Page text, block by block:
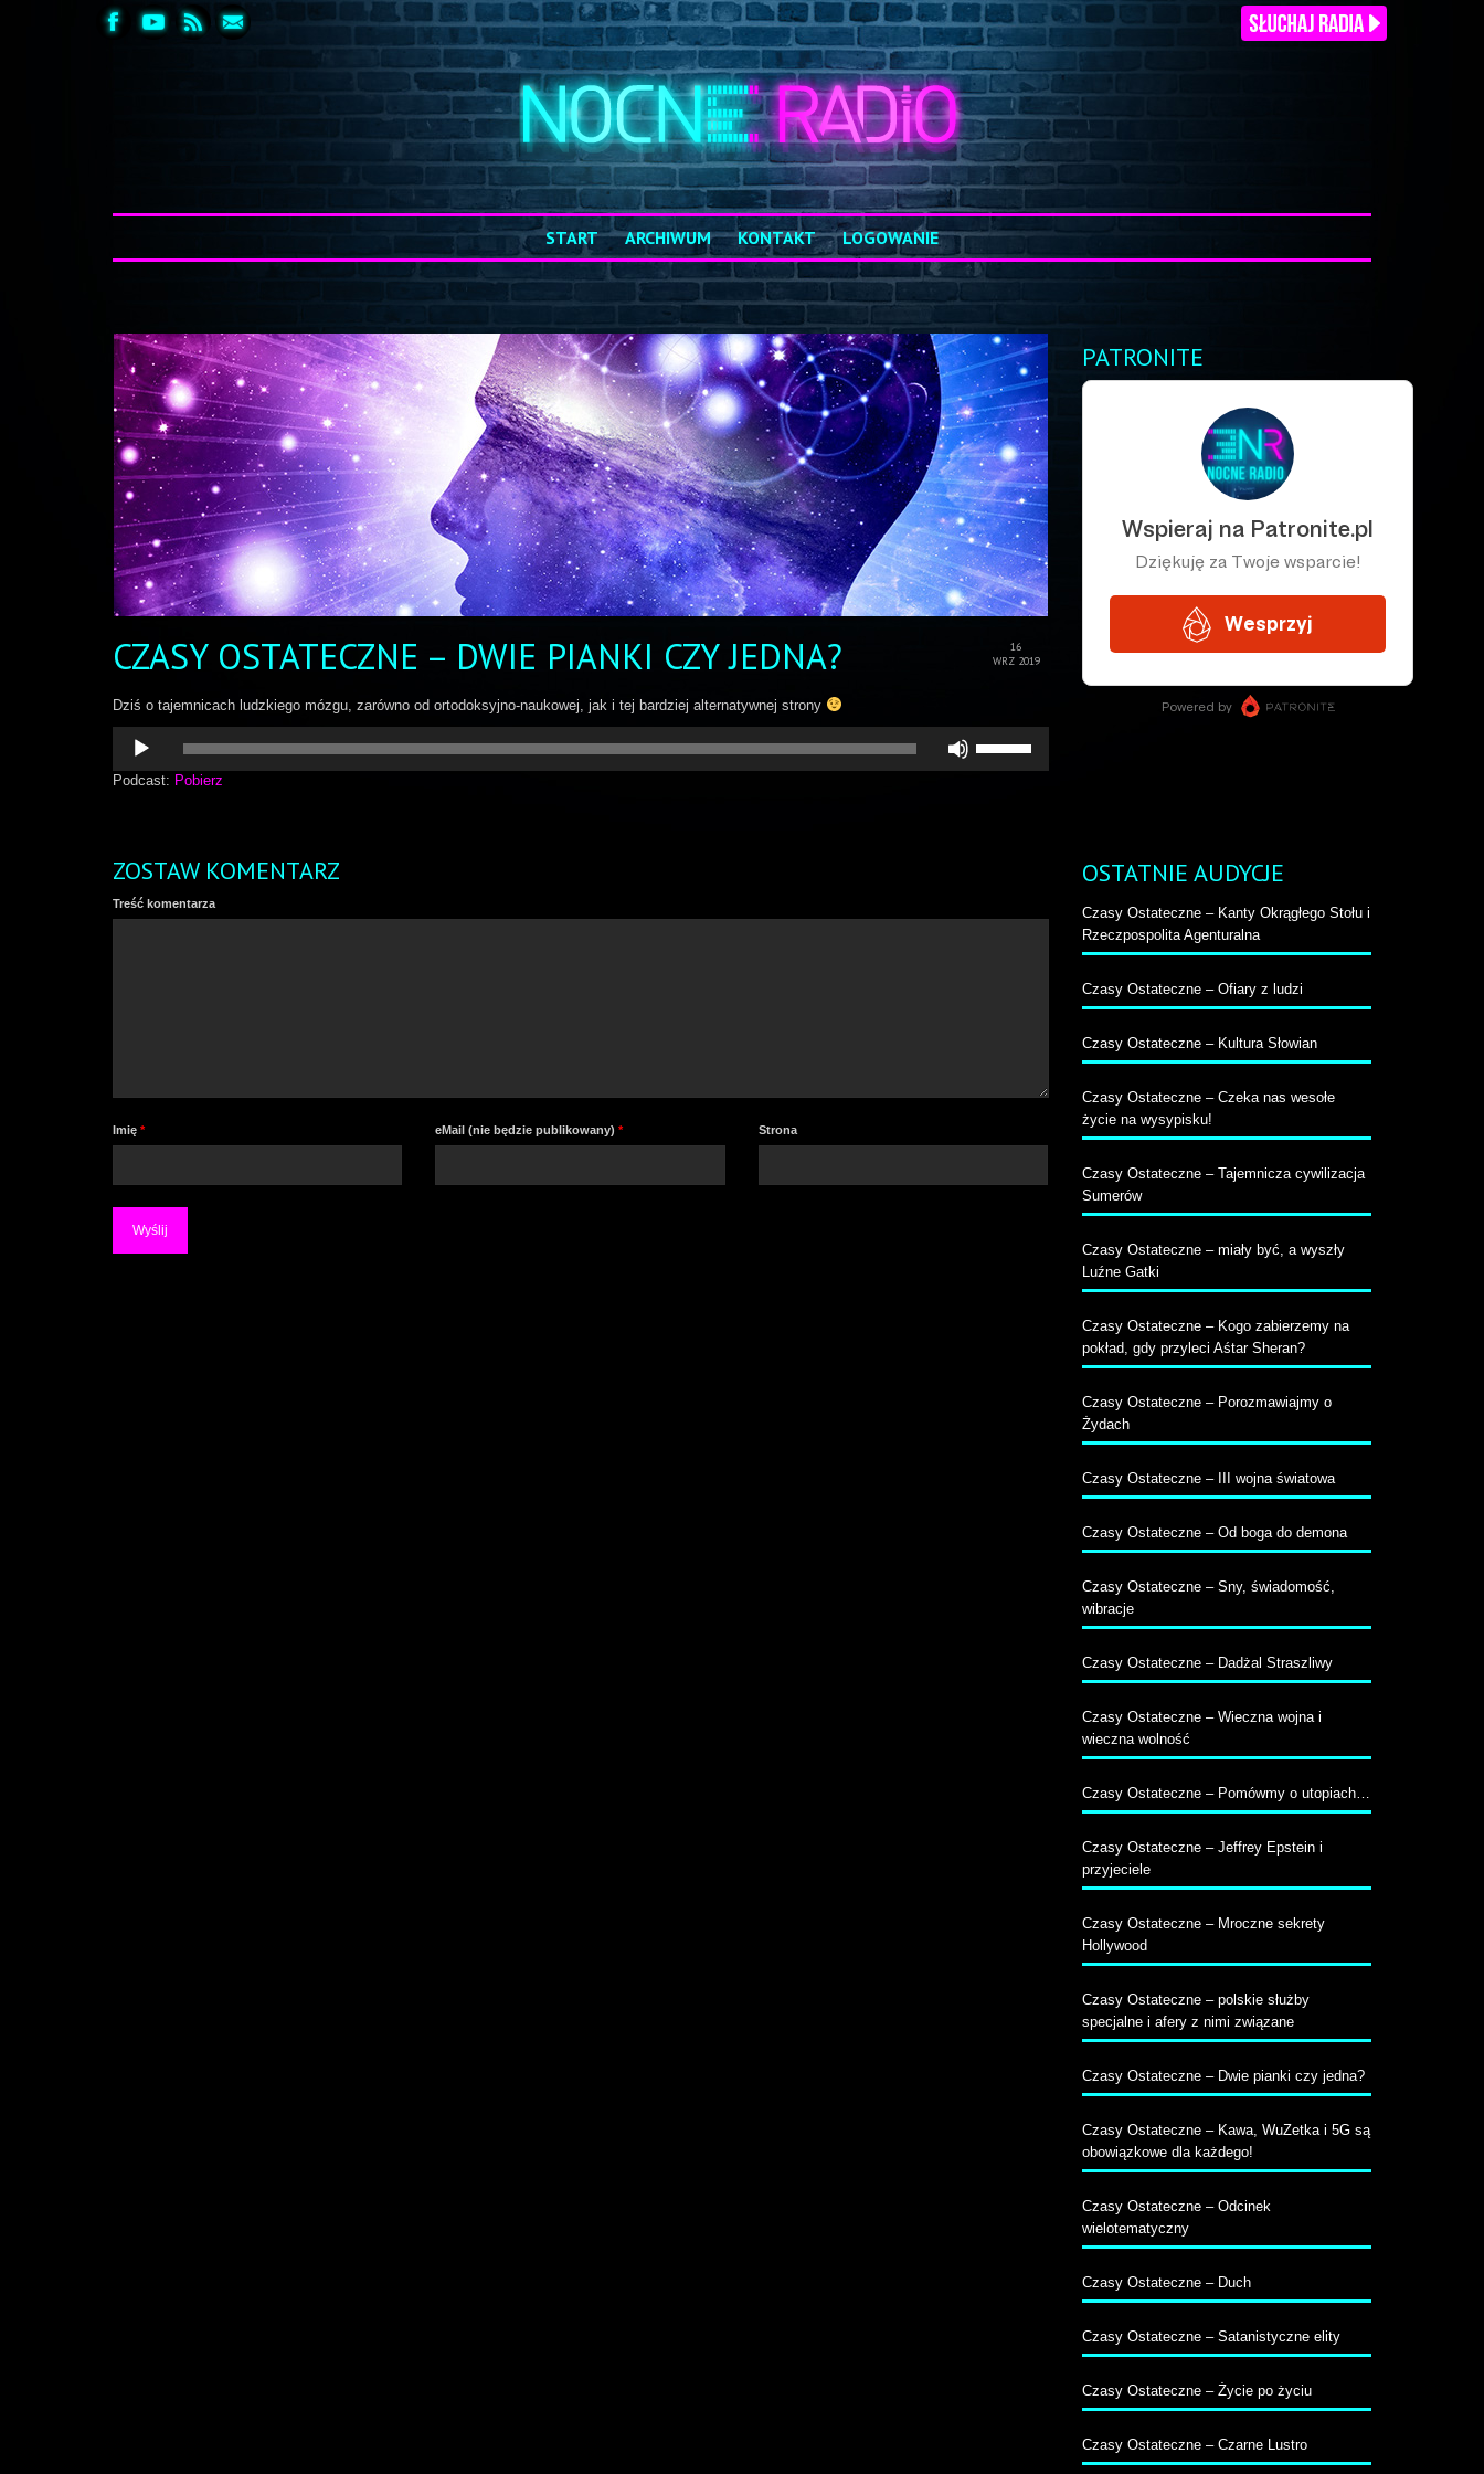
START ARCHIWUM KONTAKT LOGOWANIE
16
WRZ 2019
CZASY OSTATECZNE – DWIE PIANKI CZY JEDNA?
Dziś o tajemnicach ludzkiego mózgu, zarówno od ortodoksyjno-naukowej, jak i tej bardziej alternatywnej strony
Odtwarzacz
plików
dźwiękowych
strzałek
do
Podcast: Pobierz
ZOSTAW KOMENTARZ
Treść komentarza
Imię * eMail (nie będzie publikowany)* Strona
PATRONITE
OSTATNIE AUDYCJE
Czasy Ostateczne – Kanty Okrągłego Stołu i
Rzeczpospolita Agenturalna
Czasy Ostateczne – Ofiary z ludzi
Czasy Ostateczne – Kultura Słowian
Czasy Ostateczne – Czeka nas wesołe
życie na wysypisku!
Czasy Ostateczne – Tajemnicza cywilizacja
Sumerów
Czasy Ostateczne – miały być, a wyszły
Luźne Gatki
Czasy Ostateczne – Kogo zabierzemy na
pokład, gdy przyleci Aśtar Sheran?
Czasy Ostateczne – Porozmawiajmy o
Żydach
Czasy Ostateczne – III wojna światowa
Czasy Ostateczne – Od boga do demona
Czasy Ostateczne – Sny, świadomość,
wibracje
Czasy Ostateczne – Dadżal Straszliwy
Czasy Ostateczne – Wieczna wojna i
wieczna wolność
Czasy Ostateczne – Pomówmy o utopiach…
Czasy Ostateczne – Jeffrey Epstein i
przyjeciele
Czasy Ostateczne – Mroczne sekrety
Hollywood
Czasy Ostateczne – polskie służby
specjalne i afery z nimi związane
Czasy Ostateczne – Dwie pianki czy jedna?
Czasy Ostateczne – Kawa, WuZetka i 5G są
obowiązkowe dla każdego!
Czasy Ostateczne – Odcinek
wielotematyczny
Czasy Ostateczne – Duch
Czasy Ostateczne – Satanistyczne elity
Czasy Ostateczne – Życie po życiu
Czasy Ostateczne – Czarne Lustro